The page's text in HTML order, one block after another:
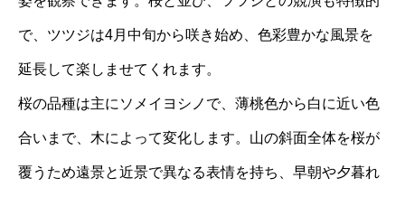
で、ツツジは4月中旬から咲き始め、色彩豊かな風景を
延長して楽しませてくれます。
桜の品種は主にソメイヨシノで、薄桃色から白に近い色
合いまで、木によって変化します。山の斜面全体を桜が
覆うため遠景と近景で異なる表情を持ち、早朝や夕暮れ